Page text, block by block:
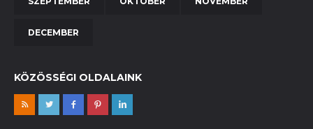
DECEMBER
KÖZÖSSÉGI OLDALAINK